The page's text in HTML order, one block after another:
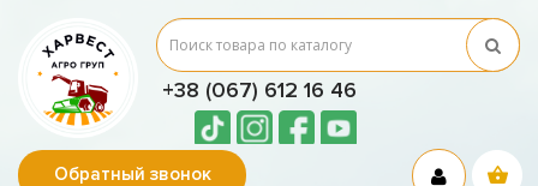
+38 (067) 612 16 46
Обратный звонок